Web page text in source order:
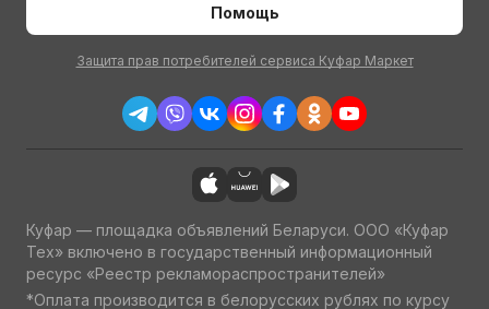
Помощь
Защита прав потребителей сервиса Куфар Маркет
Куфар — площадка объявлений Беларуси. ООО «Куфар
Тех» включено в государственный информационный
ресурс «Реестр рекламораспространителей»
*Оплата производится в белорусских рублях по курсу